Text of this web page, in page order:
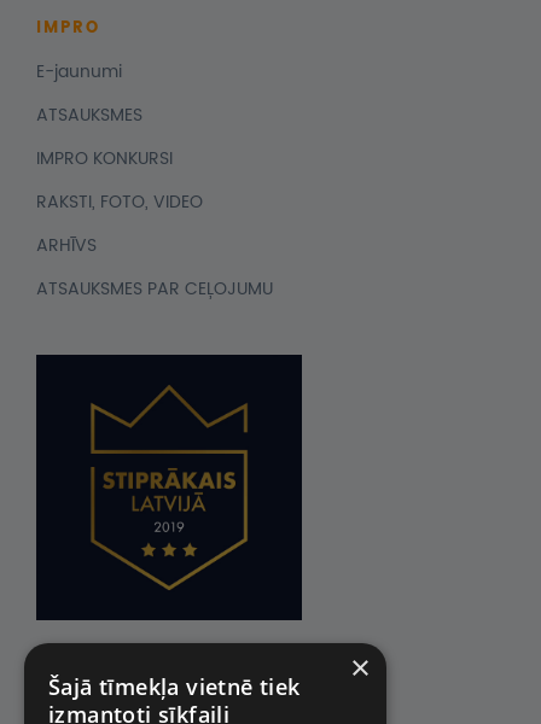
IMPRO
E-jaunumi
ATSAUKSMES
IMPRO KONKURSI
RAKSTI, FOTO, VIDEO
ARHĪVS
ATSAUKSMES PAR CEĻOJUMU
×
Šajā tīmekļa vietnē tiek
izmantoti sīkfaili